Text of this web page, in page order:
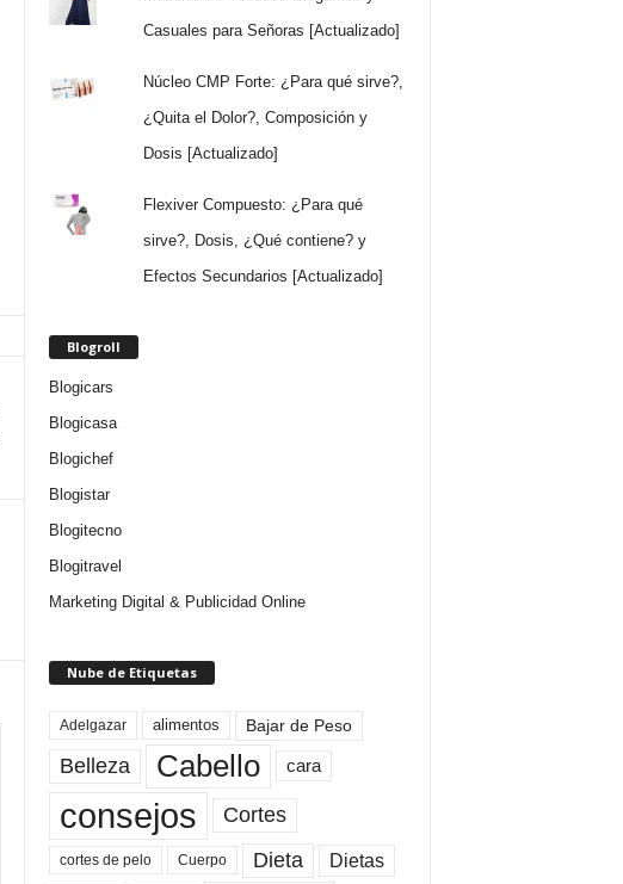
Casuales para Señoras [Actualizado]
Núcleo CMP Forte: ¿Para qué sirve?,
¿Quita el Dolor?, Composición y
Dosis [Actualizado]
Flexiver Compuesto: ¿Para qué
sirve?, Dosis, ¿Qué contiene? y
Efectos Secundarios [Actualizado]
Blogroll
Blogicars
Blogicasa
Blogichef
Blogistar
Blogitecno
Blogitravel
Marketing Digital & Publicidad Online
Nube de Etiquetas
Adelgazar alimentos Bajar de Peso
Belleza Cabello cara
consejos Cortes
cortes de pelo Cuerpo Dieta Dietas